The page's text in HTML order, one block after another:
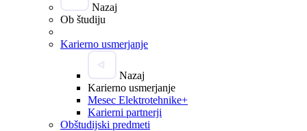
Nazaj
Ob študiju
Karierno usmerjanje
Nazaj
Karierno usmerjanje
Mesec Elektrotehnike+
Karierni partnerji
Obštudijski predmeti